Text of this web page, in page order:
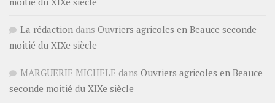
La rédaction dans Ouvriers agricoles en Beauce seconde
moitié du XIXe siècle
MARGUERIE MICHELE dans Ouvriers agricoles en Beauce
seconde moitié du XIXe siècle